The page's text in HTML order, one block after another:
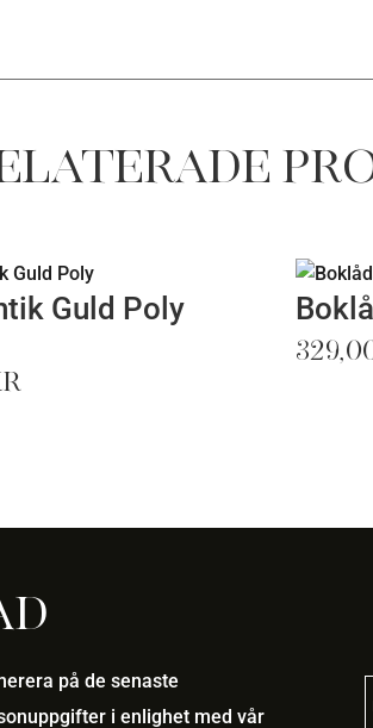
Guld Poly
på de senaste
i enlighet med vår